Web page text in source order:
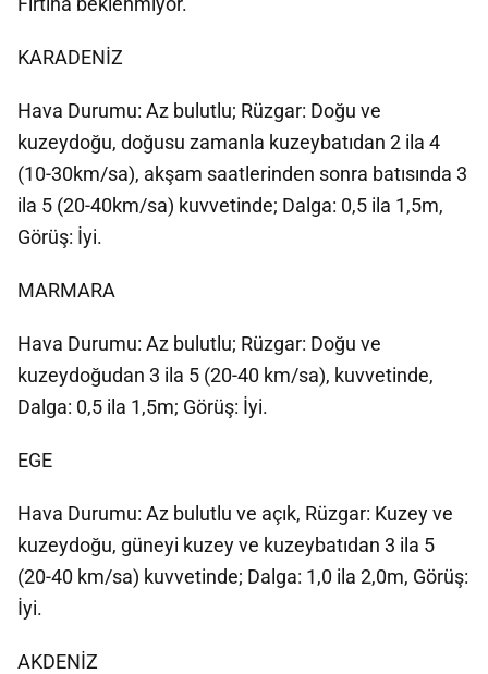
KARADENİZ
Hava Durumu: Az bulutlu; Rüzgar: Doğu ve
kuzeydoğu, doğusu zamanla kuzeybatıdan 2 ila 4
(10-30km/sa), akşam saatlerinden sonra batısında 3
ila 5 (20-40km/sa) kuvvetinde; Dalga: 0,5 ila 1,5m,
Görüş: İyi.
MARMARA
Hava Durumu: Az bulutlu; Rüzgar: Doğu ve
kuzeydoğudan 3 ila 5 (20-40 km/sa), kuvvetinde,
Dalga: 0,5 ila 1,5m; Görüş: İyi.
EGE
Hava Durumu: Az bulutlu ve açık, Rüzgar: Kuzey ve
kuzeydoğu, güneyi kuzey ve kuzeybatıdan 3 ila 5
(20-40 km/sa) kuvvetinde; Dalga: 1,0 ila 2,0m, Görüş:
İyi.
AKDENİZ